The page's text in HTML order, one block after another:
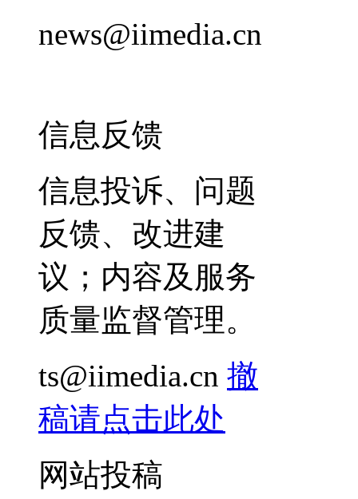
news@iimedia.cn
信息反馈
信息投诉、问题
反馈、改进建
议；内容及服务
质量监督管理。
ts@iimedia.cn 撤
稿请点击此处
网站投稿